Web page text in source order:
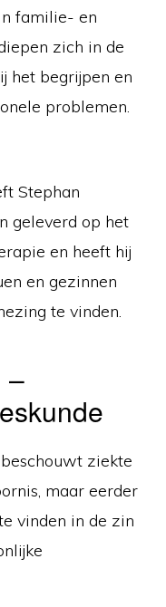
familie- en
zich in de
het begrijpen en
problemen.
Stephan
geleverd op het
en heeft hij
en gezinnen
te vinden.
–
ziekte
maar eerder
vinden in de zin